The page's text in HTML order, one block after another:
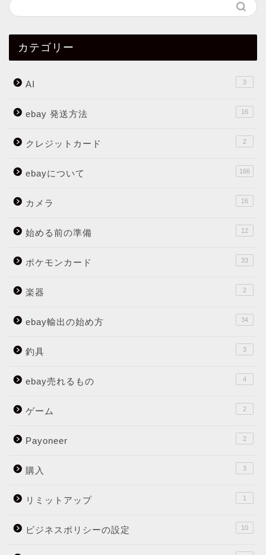
カテゴリー
AI 3
ebay 発送方法 16
クレジットカード 2
ebayについて 166
カメラ 16
始める前の準備 12
ポケモンカード 33
楽器 2
ebay輸出の始め方 34
釣具 3
ebay売れるもの 4
ゲーム 2
Payoneer 2
購入 3
リミットアップ 1
ビジネスポリシーの設定 10